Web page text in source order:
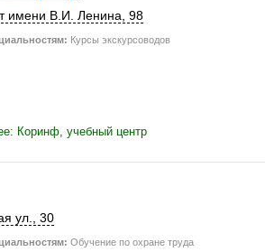
имени В.И. Ленина, 98
Курсы экскурсоводов
Коринф, учебный центр
ул., 30
Обучение по охране труда